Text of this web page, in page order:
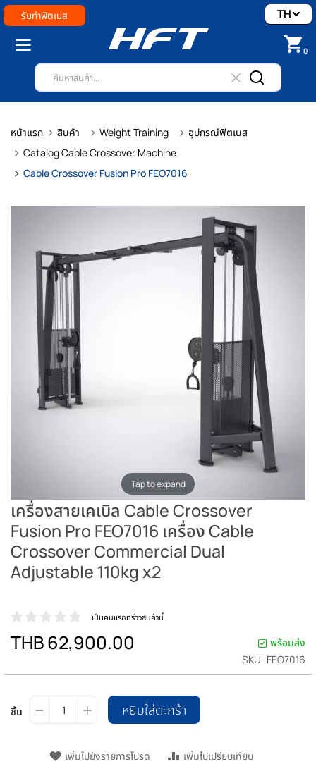
รับทำฟิตเนส
0
TH
หน้าแรก สินค้า Weight Training
อุปกรณ์ฟิตเนส
Catalog Cable Crossover Machine
Cable Crossover Fusion Pro FEO7016
Tap to expand
เครื่องสายเคเบิล Cable Crossover
Fusion Pro FEO7016 เครื่อง Cable
Crossover Commercial Dual
Adjustable 110kg x2
เป็นคนแรกที่รีวิวสินค้านี้
THB 62,900.00
พร้อมส่ง
SKU FEO7016
ชิ้น หยิบใส่ตะกร้า
เพิ่มไปยังรายการโปรด เพิ่มไปเปรียบเทียบ